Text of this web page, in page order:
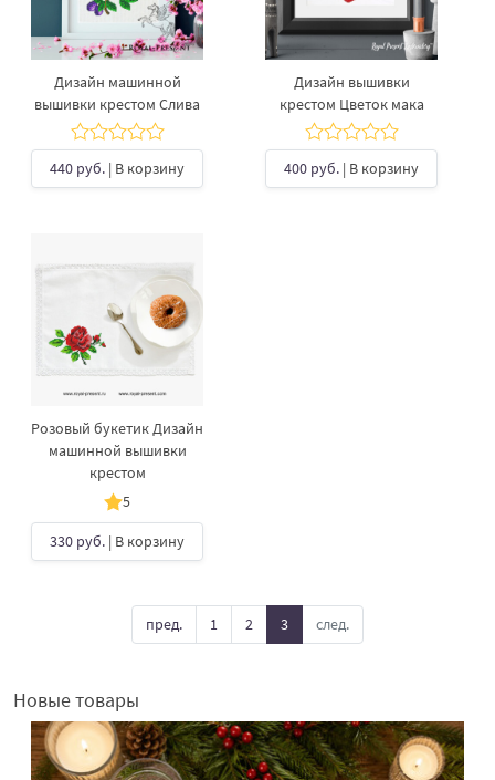
Дизайн машинной
вышивки крестом Слива
440 руб. | В корзину
Дизайн вышивки
крестом Цветок мака
400 руб. | В корзину
Розовый букетик Дизайн
машинной вышивки
крестом
5
330 руб. | В корзину
пред. 1 2 3 след.
Новые товары